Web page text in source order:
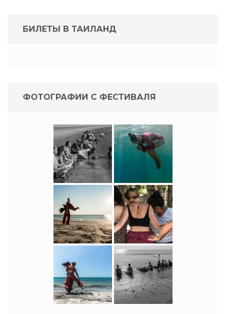
БИЛЕТЫ В ТАИЛАНД
ФОТОГРАФИИ С ФЕСТИВАЛЯ